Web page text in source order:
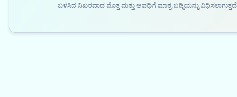
ಬಳಸಿದ ನಿಖರವಾದ ಮೊತ್ತ ಮತ್ತು ಅವಧಿಗೆ ಮಾತ್ರ ಬಡ್ಡಿಯನ್ನು ವಿಧಿಸಲಾಗುತ್ತದೆ